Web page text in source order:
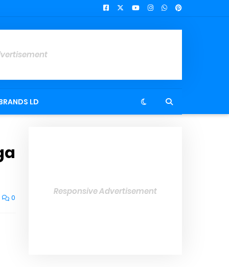
LD
0
Responsive Advertisement